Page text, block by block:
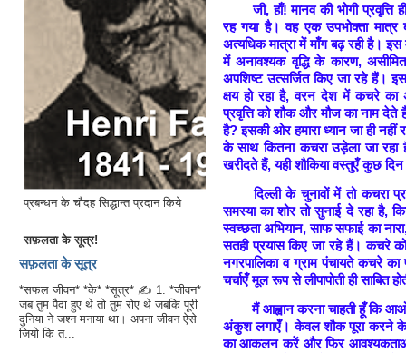
प्रबन्धन के चौदह सिद्धान्त प्रदान किये
सफ़लता के सूत्र!
सफ़लता के सूत्र
*सफल जीवन* *के* *सूत्र* ✍ 1. *जीवन*
जब तुम पैदा हुए थे तो तुम रोए थे जबकि पूरी
दुनिया ने जश्न मनाया था। अपना जीवन ऐसे
जियो कि त...
जी, हाँ! मानव की भोगी
रह गया है। वह एक उपभोक्ता
अत्यधिक मात्रा में माँग बढ़ रही है। इस
में अनावश्यक वृद्धि के कारण,
अपशिष्ट उत्सर्जित किए जा रहे हैं।
क्षय हो रहा है, वरन देश में कचरे का
प्रवृत्ति को शौक और मौज का नाम देते
है? इसकी ओर हमारा ध्यान जा ही
के साथ कितना कचरा उड़ेला जा
खरीदते हैं, यही शौकिया वस्तुएँ कुछ
दिल्ली के चुनावों में तो कचरा
समस्या का शोर तो सुनाई दे रहा है,
स्वच्छता अभियान, साफ सफाई का
सतही प्रयास किए जा रहे हैं। कचरे
नगरपालिका व ग्राम पंचायते कचरे
चर्चाएँ मूल रूप से लीपापोती ही साबित
मैं आह्वान करना चाहती हूँ कि
अंकुश लगाएँ। केवल शौक पूरा करने के
का आकलन करें और फिर आवश्यकताओं